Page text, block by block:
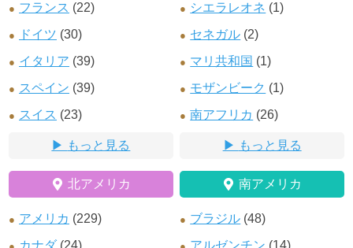
フランス (22)
ドイツ (30)
イタリア (39)
スペイン (39)
スイス (23)
もっと見る
シエラレオネ (1)
セネガル (2)
マリ共和国 (1)
モザンビーク (1)
南アフリカ (26)
もっと見る
北アメリカ
アメリカ (229)
南アメリカ
ブラジル (48)